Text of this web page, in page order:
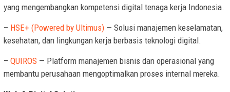
yang mengembangkan kompetensi digital tenaga kerja Indonesia.
– HSE+ (Powered by Ultimus) — Solusi manajemen keselamatan,
kesehatan, dan lingkungan kerja berbasis teknologi digital.
– QUIROS — Platform manajemen bisnis dan operasional yang
membantu perusahaan mengoptimalkan proses internal mereka.